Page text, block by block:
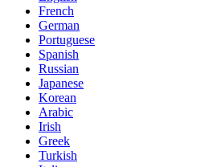
French
German
Portuguese
Spanish
Russian
Japanese
Korean
Arabic
Irish
Greek
Turkish